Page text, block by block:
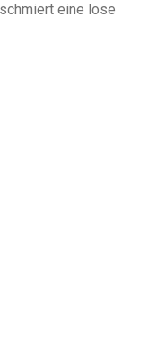
eine lose